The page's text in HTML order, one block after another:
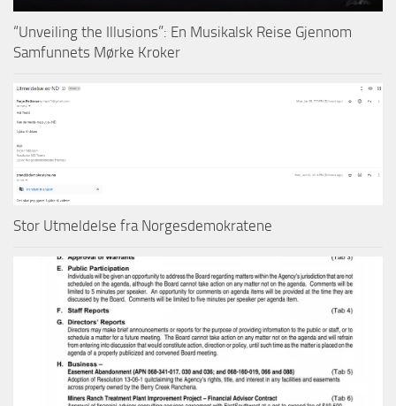
“Unveiling the Illusions”: En Musikalsk Reise Gjennom
Samfunnets Mørke Kroker
Stor Utmeldelse fra Norgesdemokratene